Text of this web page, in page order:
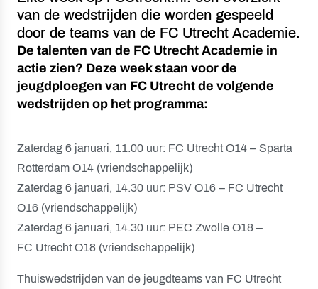
van de wedstrijden die worden gespeeld
door de teams van de FC Utrecht Academie.
De talenten van de FC Utrecht Academie in
actie zien? Deze week staan voor de
jeugdploegen van FC Utrecht de volgende
wedstrijden op het programma:
Zaterdag 6 januari, 11.00 uur: FC Utrecht O14 – Sparta
Rotterdam O14 (vriendschappelijk)
Zaterdag 6 januari, 14.30 uur: PSV O16 – FC Utrecht
O16 (vriendschappelijk)
Zaterdag 6 januari, 14.30 uur: PEC Zwolle O18 –
FC Utrecht O18 (vriendschappelijk)
Thuiswedstrijden van de jeugdteams van FC Utrecht